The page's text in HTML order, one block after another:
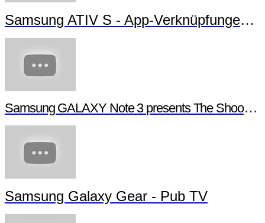
Samsung ATIV S - App-Verknüpfungen erstellen
Samsung GALAXY Note 3 presents The Shoot - Behind the scenes
Samsung Galaxy Gear - Pub TV